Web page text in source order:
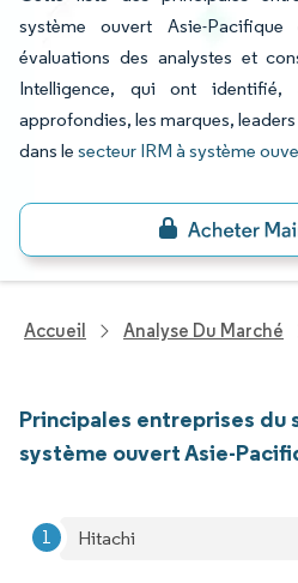
système ouvert Asie-
évaluations des analystes et
Intelligence, qui ont identifié,
approfondies, les marques,
dans le secteur IRM à système
Accueil Analyse Du Marché
Principales entreprises du
système ouvert Asie-
Hitachi